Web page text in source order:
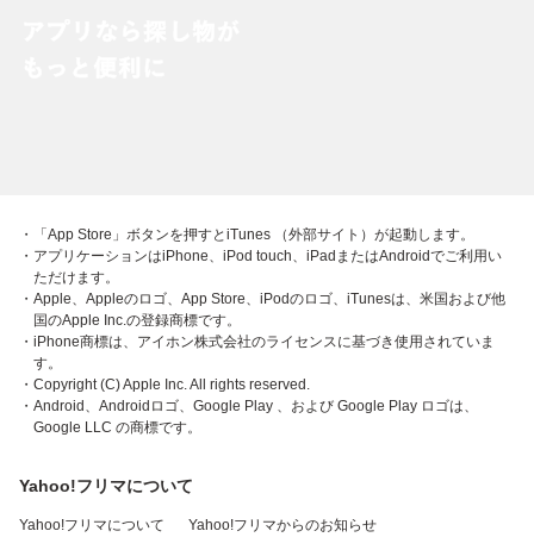
・「App Store」ボタンを押すとiTunes （外部サイト）が起動します。
・アプリケーションはiPhone、iPod touch、iPadまたはAndroidでご利用い
ただけます。
・Apple、Appleのロゴ、App Store、iPodのロゴ、iTunesは、米国および他
国のApple Inc.の登録商標です。
・iPhone商標は、アイホン株式会社のライセンスに基づき使用されていま
す。
・Copyright (C) Apple Inc. All rights reserved.
・Android、Androidロゴ、Google Play 、および Google Play ロゴは、
Google LLC の商標です。
Yahoo!フリマについて
Yahoo!フリマについて Yahoo!フリマからのお知らせ